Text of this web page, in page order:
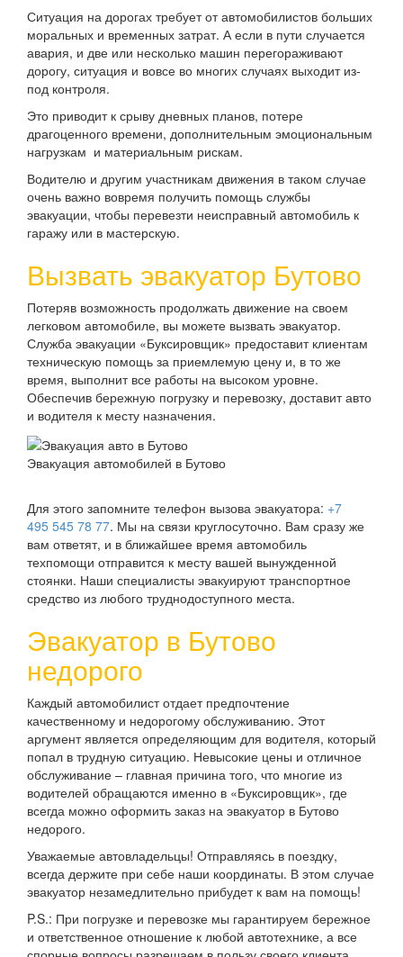
Ситуация на дорогах требует от автомобилистов больших
моральных и временных затрат. А если в пути случается
авария, и две или несколько машин перегораживают
дорогу, ситуация и вовсе во многих случаях выходит из-
под контроля.
Это приводит к срыву дневных планов, потере
драгоценного времени, дополнительным эмоциональным
нагрузкам и материальным рискам.
Водителю и другим участникам движения в таком случае
очень важно вовремя получить помощь службы
эвакуации, чтобы перевезти неисправный автомобиль к
гаражу или в мастерскую.
Вызвать эвакуатор Бутово
Потеряв возможность продолжать движение на своем
легковом автомобиле, вы можете вызвать эвакуатор.
Служба эвакуации «Буксировщик» предоставит клиентам
техническую помощь за приемлемую цену и, в то же
время, выполнит все работы на высоком уровне.
Обеспечив бережную погрузку и перевозку, доставит авто
и водителя к месту назначения.
Эвакуация автомобилей в Бутово
Для этого запомните телефон вызова эвакуатора: +7
495 545 78 77. Мы на связи круглосуточно. Вам сразу же
вам ответят, и в ближайшее время автомобиль
техпомощи отправится к месту вашей вынужденной
стоянки. Наши специалисты эвакуируют транспортное
средство из любого труднодоступного места.
Эвакуатор в Бутово
недорого
Каждый автомобилист отдает предпочтение
качественному и недорогому обслуживанию. Этот
аргумент является определяющим для водителя, который
попал в трудную ситуацию. Невысокие цены и отличное
обслуживание – главная причина того, что многие из
водителей обращаются именно в «Буксировщик», где
всегда можно оформить заказ на эвакуатор в Бутово
недорого.
Уважаемые автовладельцы! Отправляясь в поездку,
всегда держите при себе наши координаты. В этом случае
эвакуатор незамедлительно прибудет к вам на помощь!
P.S.: При погрузке и перевозке мы гарантируем бережное
и ответственное отношение к любой автотехнике, а все